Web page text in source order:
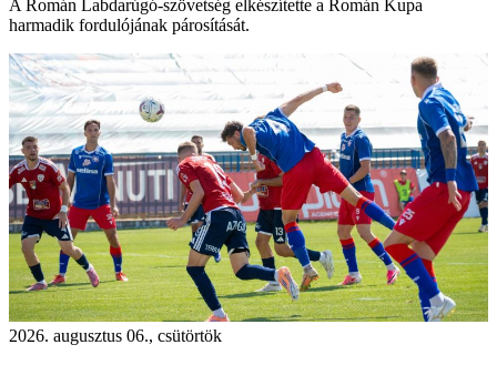
A Román Labdarúgó-szövetség elkészítette a Román Kupa
harmadik fordulójának párosítását.
2026. augusztus 06., csütörtök